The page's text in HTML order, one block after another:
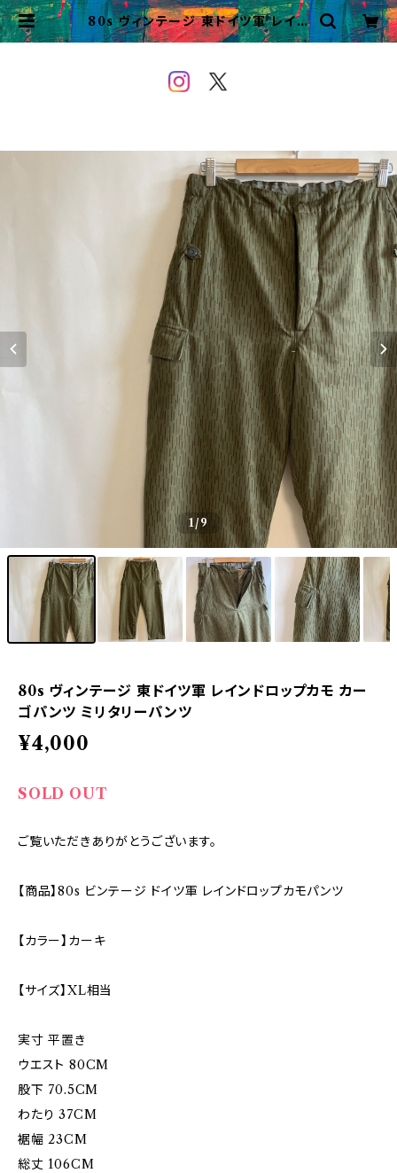
80s ヴィンテージ 東ドイツ軍 レイン
ドロップカモ カーゴパンツ ミリタリ
1/9
80s ヴィンテージ 東ドイツ軍 レインドロップカモ カー
ゴパンツ ミリタリーパンツ
¥4,000
SOLD OUT
ご覧いただきありがとうございます。
【商品】80s ビンテージ ドイツ軍 レインドロップカモパンツ
【カラー】カーキ
【サイズ】XL相当
実寸 平置き
ウエスト 80CM
股下 70.5CM
わたり 37CM
裾幅 23CM
総丈 106CM